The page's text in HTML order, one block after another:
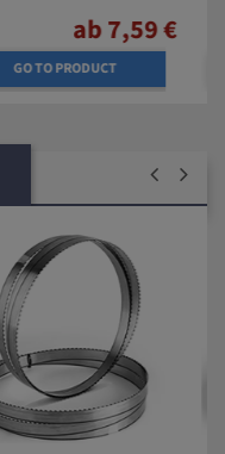
ab 5,44 €
GO TO PRODUCT